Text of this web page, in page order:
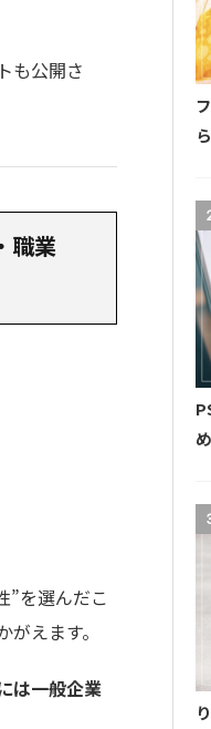
も公開さ
職業
”を選んだこ
えます。
は一般企業